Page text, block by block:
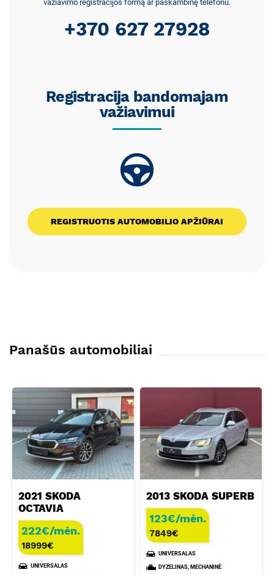
važiavimo registracijos formą ar paskambinę telefonu.
+370 627 27928
Registracija bandomajam
važiavimui
REGISTRUOTIS AUTOMOBILIO APŽIŪRAI
Panašūs automobiliai
2021 SKODA
OCTAVIA
222€/mėn.
18999€
UNIVERSALAS
2013 SKODA SUPERB
123€/mėn.
7849€
UNIVERSALAS
DYZELINAS, MECHANINĖ